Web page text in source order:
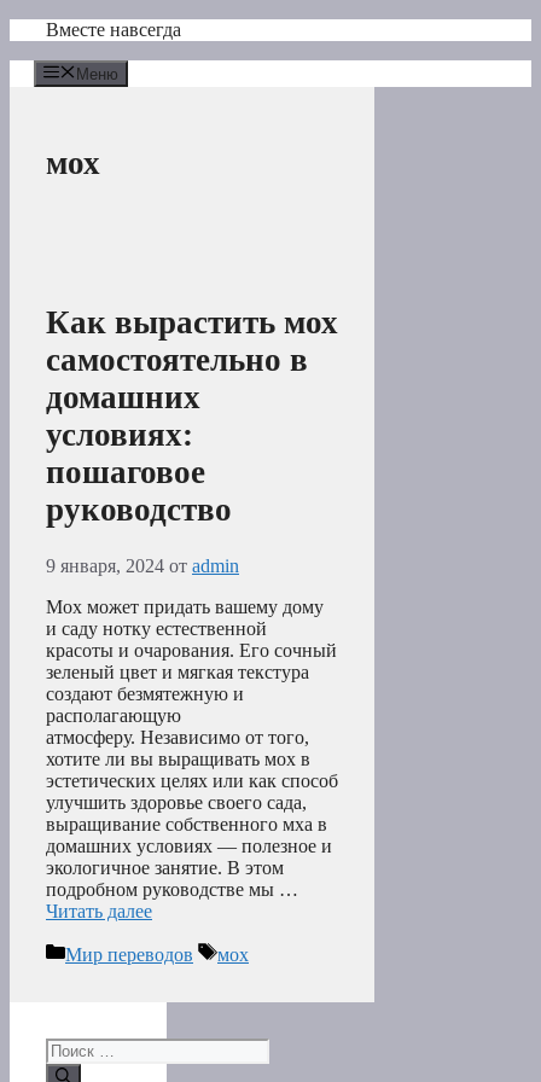
Перейти
содержимому
Вместе навсегда
Меню
мох
Как вырастить мох
самостоятельно в
домашних
условиях:
пошаговое
руководство
9 января, 2024 от admin
Мох может придать вашему дому
и саду нотку естественной
красоты и очарования. Его сочный
зеленый цвет и мягкая текстура
создают безмятежную и
располагающую
атмосферу. Независимо от того,
хотите ли вы выращивать мох в
эстетических целях или как способ
улучшить здоровье своего сада,
выращивание собственного мха в
домашних условиях — полезное и
экологичное занятие. В этом
подробном руководстве мы …
Читать далее
Рубрики
Мир переводов Метки
мох
Поиск: